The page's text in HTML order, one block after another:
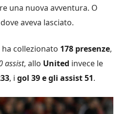
una nuova avventura. O
aveva lasciato.
ha collezionato 178 presenze,
assist, allo United invece le
, i gol 39 e gli assist 51.